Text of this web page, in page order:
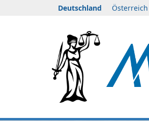
Deutschland Österreich